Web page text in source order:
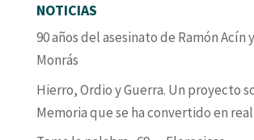
NOTICIAS
90 años del asesinato de Ramón Acín
Monrás
Hierro, Ordio y Guerra. Un proyecto
Memoria que se ha convertido en